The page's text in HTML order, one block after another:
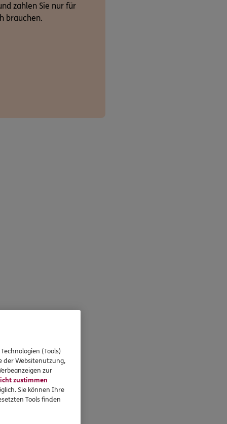
zahlen Sie nur für
brauchen.
(Tools)
der Websitenutzung,
zur
zustimmen
Sie können Ihre
Tools finden